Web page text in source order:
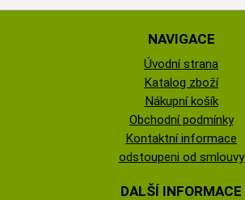
NAVIGACE
Úvodní strana
Katalog zboží
Nákupní košík
Obchodní podmínky
Kontaktní informace
odstoupeni od smlouvy
DALŠÍ INFORMACE